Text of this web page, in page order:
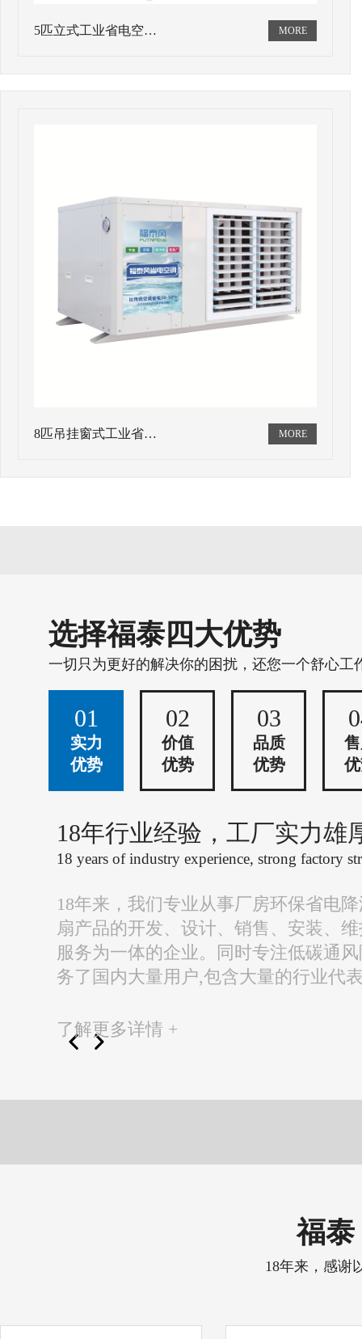
5匹立式工业省电空…
8匹吊挂窗式工业省…
选择福泰四大优势
一切只为更好的解决你的困扰，还您一个舒心工
01
实力
优势
02
价值
优势
03
品质
优势
18年行业经验，工厂实力雄
18 years of industry experience, strong factory
18年来，我们专业从事厂房环保省电
扇产品的开发、设计、销售、安装、
服务为一体的企业。同时专注低碳通
务了国内大量用户,包含大量的行业代
了解更多详情 +
福泰
18年来，感谢